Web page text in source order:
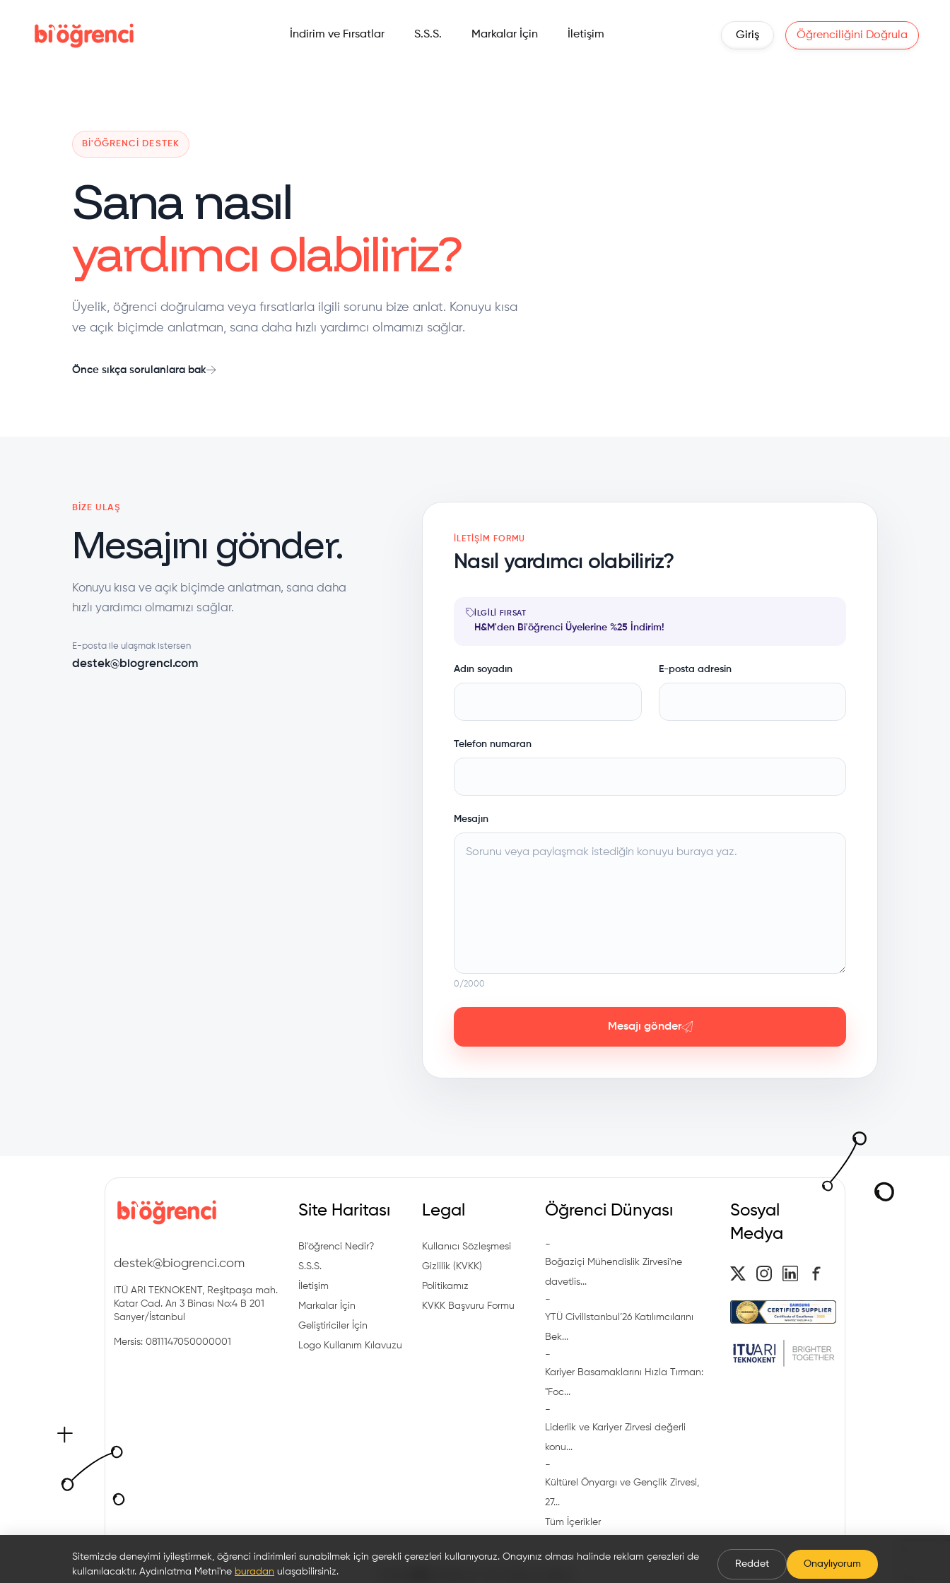
Giriş Öğrenciliğini Doğrula
İndirim ve Fırsatlar S.S.S. Markalar İçin İletişim
BI'ÖĞRENCI DESTEK
Sana nasıl
yardımcı olabiliriz?
Üyelik, öğrenci doğrulama veya fırsatlarla ilgili sorunu bize anlat. Konuyu kısa
ve açık biçimde anlatman, sana daha hızlı yardımcı olmamızı sağlar.
Önce sıkça sorulanlara bak
BIZE ULAŞ
Mesajını gönder.
Konuyu kısa ve açık biçimde anlatman, sana daha
hızlı yardımcı olmamızı sağlar.
E-posta ile ulaşmak istersen
destek@biogrenci.com
İLETIŞIM FORMU
Nasıl yardımcı olabiliriz?
İLGILI FIRSAT
H&M'den Bi'öğrenci Üyelerine %25 İndirim!
Adın soyadın E-posta adresin
Telefon numaran
Mesajın
0/2000
Mesajı gönder
destek@biogrenci.com
ITÜ ARI TEKNOKENT, Reşitpaşa mah.
Katar Cad. Arı 3 Binası No:4 B 201
Sarıyer/İstanbul
Mersis: 0811147050000001
Site Haritası
Bi'öğrenci Nedir?
S.S.S.
İletişim
Markalar İçin
Geliştiriciler İçin
Logo Kullanım Kılavuzu
Legal
Kullanıcı Sözleşmesi
Gizlilik (KVKK)
Politikamız
KVKK Başvuru Formu
Öğrenci Dünyası
-
Boğaziçi Mühendislik Zirvesi'ne
davetlis...
-
YTÜ CivilIstanbul’26 Katılımcılarını
Bek...
-
Kariyer Basamaklarını Hızla Tırman:
"Foc...
-
Liderlik ve Kariyer Zirvesi değerli
konu...
-
Kültürel Önyargı ve Gençlik Zirvesi,
27...
Tüm İçerikler
Sosyal
Medya
Sitemizde deneyimi iyileştirmek, öğrenci indirimleri sunabilmek için gerekli çerezleri kullanıyoruz. Onayınız olması halinde reklam çerezleri de
kullanılacaktır. Aydınlatma Metni'ne buradan ulaşabilirsiniz.
Reddet Onaylıyorum